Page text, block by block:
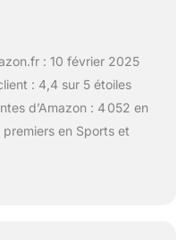
: 10 février 2025
: 4,4 sur 5 étoiles
d’Amazon : 4 052 en
en Sports et